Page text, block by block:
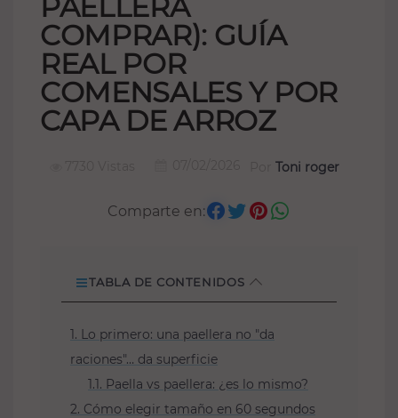
COMPRAR): GUÍA
REAL POR
COMENSALES Y POR
CAPA DE ARROZ
Toni roger
Comparte en:
TABLA DE CONTENIDOS
1. Lo primero: una paellera no "da
raciones"… da superficie
1.1. Paella vs paellera: ¿es lo mismo?
2. Cómo elegir tamaño en 60 segundos